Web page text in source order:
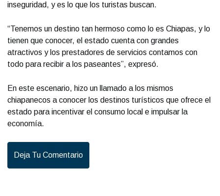
inseguridad, y es lo que los turistas buscan.
“Tenemos un destino tan hermoso como lo es Chiapas, y lo
tienen que conocer, el estado cuenta con grandes
atractivos y los prestadores de servicios contamos con
todo para recibir a los paseantes”, expresó.
En este escenario, hizo un llamado a los mismos
chiapanecos a conocer los destinos turísticos que ofrece el
estado para incentivar el consumo local e impulsar la
economía.
Deja Tu Comentario